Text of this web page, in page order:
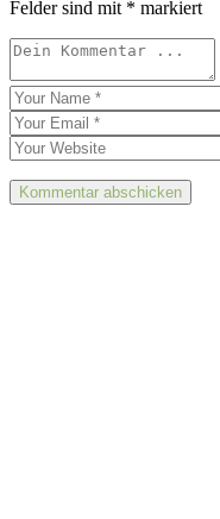
Felder sind mit * markiert